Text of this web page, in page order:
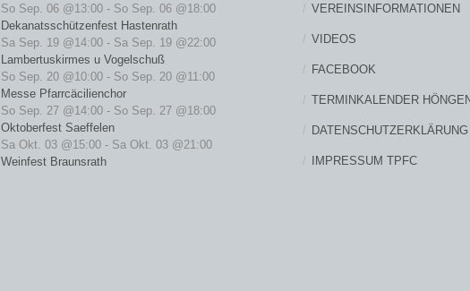
So Sep. 06 @13:00 - So Sep. 06 @18:00
Dekanatsschützenfest Hastenrath
Sa Sep. 19 @14:00 - Sa Sep. 19 @22:00
Lambertuskirmes u Vogelschuß
So Sep. 20 @10:00 - So Sep. 20 @11:00
Messe Pfarrcäcilienchor
So Sep. 27 @14:00 - So Sep. 27 @18:00
Oktoberfest Saeffelen
Sa Okt. 03 @15:00 - Sa Okt. 03 @21:00
Weinfest Braunsrath
VEREINSINFORMATIONEN
VIDEOS
FACEBOOK
TERMINKALENDER
DATENSCHUTZERKLÄRUNG
IMPRESSUM TPFC